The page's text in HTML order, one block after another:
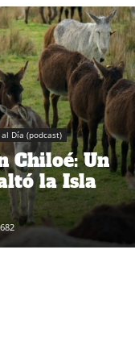
al Día (podcast)
Chiloé: Un
la Isla
682